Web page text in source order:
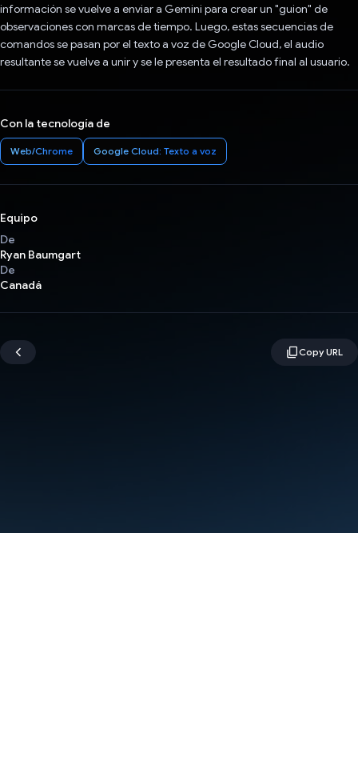
información se vuelve a enviar a Gemini para crear un "guion" de
observaciones con marcas de tiempo. Luego, estas secuencias de
comandos se pasan por el texto a voz de Google Cloud, el audio
resultante se vuelve a unir y se le presenta el resultado final al usuario.
Con la tecnología de
Web/Chrome Google Cloud: Texto a voz
Equipo
De
Ryan Baumgart
De
Canadá